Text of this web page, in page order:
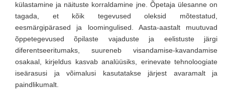
külastamine ja näituste korraldamine jne. Õpetaja ülesanne on
tagada, et kõik tegevused oleksid mõtestatud,
eesmärgipärased ja loomingulised. Aasta-aastalt muutuvad
õppetegevused õpilaste vajaduste ja eelistuste järgi
diferentseeritumaks, suureneb visandamise-kavandamise
osakaal, kirjeldus kasvab analüüsiks, erinevate tehnoloogiate
iseärasusi ja võimalusi kasutatakse järjest avaramalt ja
paindlikumalt.